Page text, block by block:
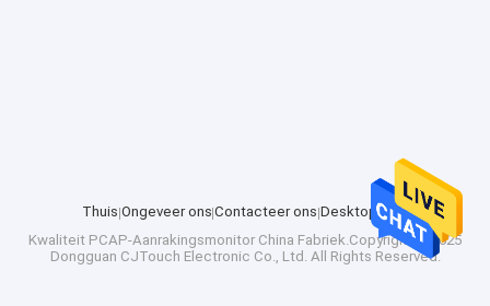
Thuis Ongeveer ons Contacteer ons Desktop Site
Kwaliteit PCAP-Aanrakingsmonitor China Fabriek.Copyright © 2025
Dongguan CJTouch Electronic Co., Ltd. All Rights Reserved.